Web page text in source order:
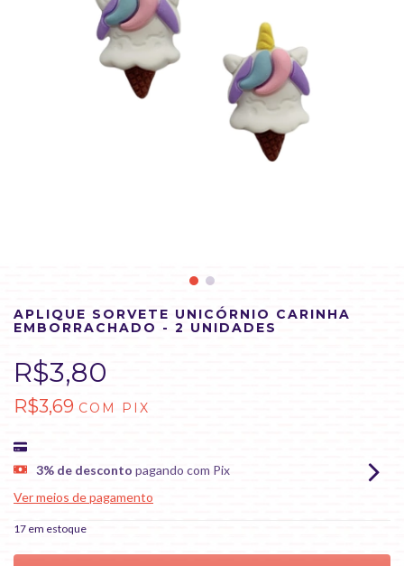
APLIQUE SORVETE UNICÓRNIO CARINHA
EMBORRACHADO - 2 UNIDADES
R$3,80
R$3,69 COM PIX
3% de desconto pagando com Pix
Ver meios de pagamento
17 em estoque